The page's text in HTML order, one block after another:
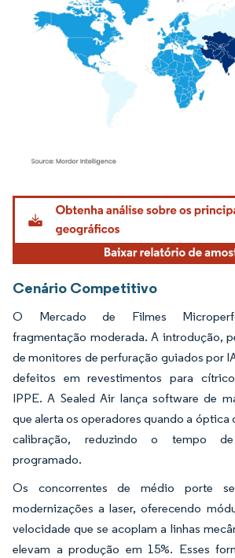
Imagem © Mordor Intelligence. O reuso requer
Cenário Competitivo
O Mercado de Filmes
fragmentação moderada. A introdução,
de monitores de perfuração guiados por
defeitos em revestimentos para
IPPE. A Sealed Air lança software de
que alerta os operadores quando a óptica
calibração, reduzindo o tempo
programado.
Os concorrentes de médio porte
modernizações a laser, oferecendo
velocidade que se acoplam a linhas
elevam a produção em 15%. Esses